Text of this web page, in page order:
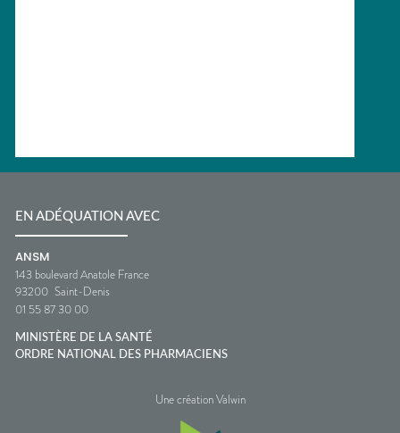
EN ADÉQUATION AVEC
ANSM
143 boulevard Anatole France
93200 Saint-Denis
01 55 87 30 00
MINISTÈRE DE LA SANTÉ
ORDRE NATIONAL DES PHARMACIENS
Une création Valwin